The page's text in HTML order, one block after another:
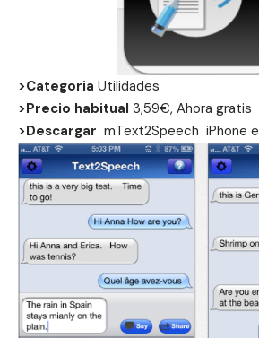
>Categoria Utilidades
>Precio habitual 3,59€, Ahora gratis
>Descargar mText2Speech iPhone e